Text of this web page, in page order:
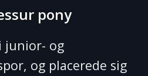
pony
junior- og
og placerede sig